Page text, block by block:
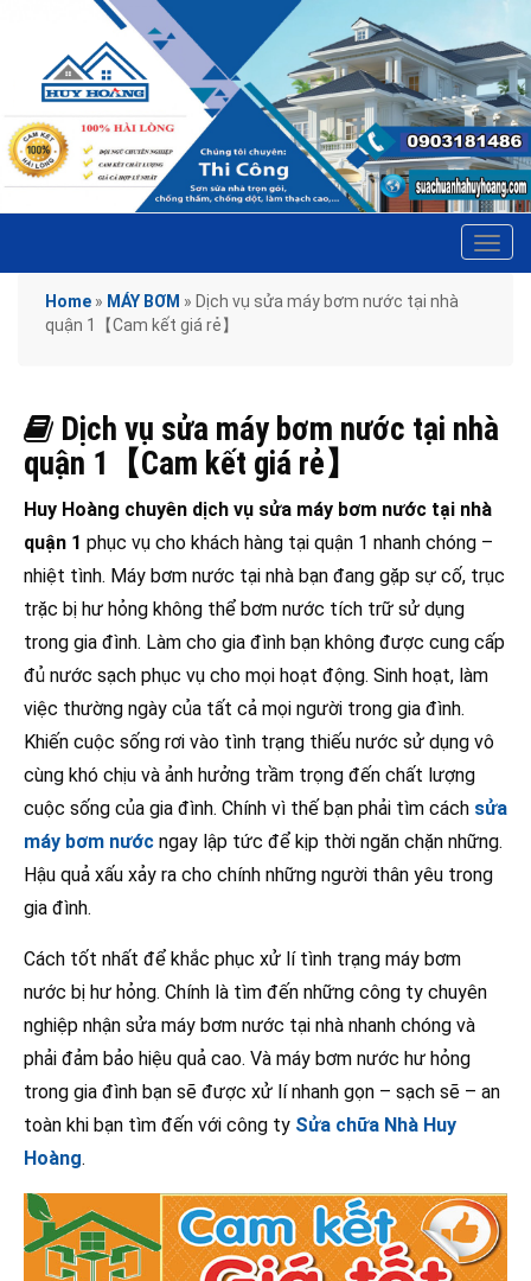
Home » MÁY BƠM » Dịch vụ sửa máy bơm nước tại nhà
quận 1【Cam kết giá rẻ】
Dịch vụ sửa máy bơm nước tại nhà
quận 1【Cam kết giá rẻ】
Huy Hoàng chuyên dịch vụ sửa máy bơm nước tại nhà
quận 1 phục vụ cho khách hàng tại quận 1 nhanh chóng –
nhiệt tình. Máy bơm nước tại nhà bạn đang gặp sự cố, trục
trặc bị hư hỏng không thể bơm nước tích trữ sử dụng
trong gia đình. Làm cho gia đình bạn không được cung cấp
đủ nước sạch phục vụ cho mọi hoạt động. Sinh hoạt, làm
việc thường ngày của tất cả mọi người trong gia đình.
Khiến cuộc sống rơi vào tình trạng thiếu nước sử dụng vô
cùng khó chịu và ảnh hưởng trầm trọng đến chất lượng
cuộc sống của gia đình. Chính vì thế bạn phải tìm cách sửa
máy bơm nước ngay lập tức để kịp thời ngăn chặn những.
Hậu quả xấu xảy ra cho chính những người thân yêu trong
gia đình.
Cách tốt nhất để khắc phục xử lí tình trạng máy bơm
nước bị hư hỏng. Chính là tìm đến những công ty chuyên
nghiệp nhận sửa máy bơm nước tại nhà nhanh chóng và
phải đảm bảo hiệu quả cao. Và máy bơm nước hư hỏng
trong gia đình bạn sẽ được xử lí nhanh gọn – sạch sẽ – an
toàn khi bạn tìm đến với công ty Sửa chữa Nhà Huy
Hoàng.